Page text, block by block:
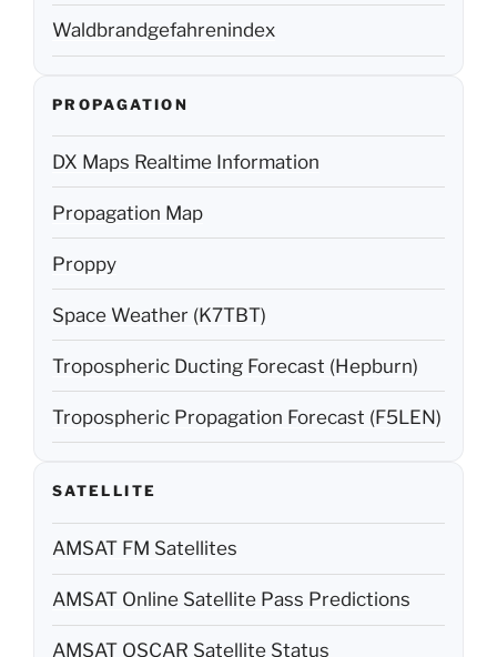
Waldbrandgefahrenindex
PROPAGATION
DX Maps Realtime Information
Propagation Map
Proppy
Space Weather (K7TBT)
Tropospheric Ducting Forecast (Hepburn)
Tropospheric Propagation Forecast (F5LEN)
SATELLITE
AMSAT FM Satellites
AMSAT Online Satellite Pass Predictions
AMSAT OSCAR Satellite Status